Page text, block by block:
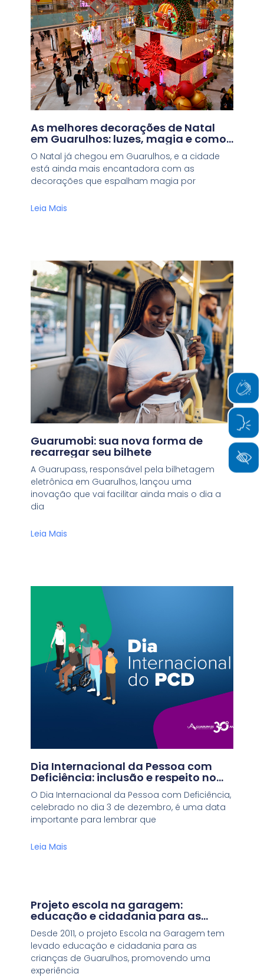
As melhores decorações de Natal
em Guarulhos: luzes, magia e como
chegar!
O Natal já chegou em Guarulhos, e a cidade
está ainda mais encantadora com as
decorações que espalham magia por
Leia Mais
Guarumobi: sua nova forma de
recarregar seu bilhete
A Guarupass, responsável pela bilhetagem
eletrônica em Guarulhos, lançou uma
inovação que vai facilitar ainda mais o dia a
dia
Leia Mais
Dia Internacional da Pessoa com
Deficiência: inclusão e respeito no
transporte público
O Dia Internacional da Pessoa com Deficiência,
celebrado no dia 3 de dezembro, é uma data
importante para lembrar que
Leia Mais
Projeto escola na garagem:
educação e cidadania para as
crianças de Guarulhos
Desde 2011, o projeto Escola na Garagem tem
levado educação e cidadania para as
crianças de Guarulhos, promovendo uma
experiência